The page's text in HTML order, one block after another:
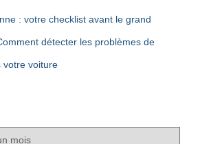
: votre checklist avant le grand
détecter les problèmes de
votre voiture